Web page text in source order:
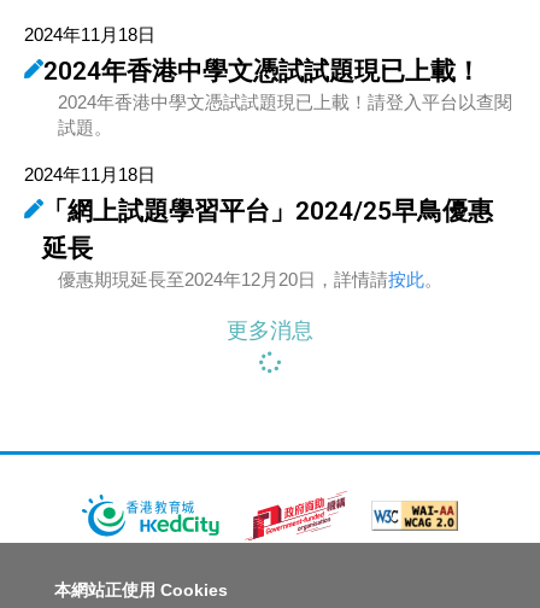
2024年11月18日
2024年香港中學文憑試試題現已上載！
2024年香港中學文憑試試題現已上載！請登入平台以查閱
試題。
2024年11月18日
「網上試題學習平台」2024/25早鳥優惠
延長
優惠期現延長至2024年12月20日，詳情請按此。
更多消息
人才招募
聯絡我們
本網站正使用 Cookies